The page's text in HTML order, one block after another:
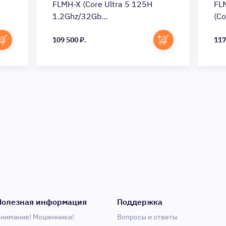
FLMH-X (Core Ultra 5 125H
1.2Ghz/32Gb
Arc/14"/noOS/gray space)
109 500 ₽.
информация
Мошенники!
Поддержка
Вопросы и ответы